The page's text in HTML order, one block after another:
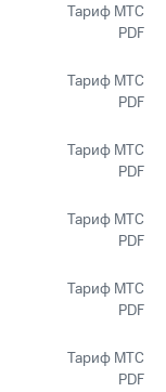
Тариф МТС
PDF
Тариф МТС
PDF
Тариф МТС
PDF
Тариф МТС
PDF
Тариф МТС
PDF
Тариф МТС
PDF